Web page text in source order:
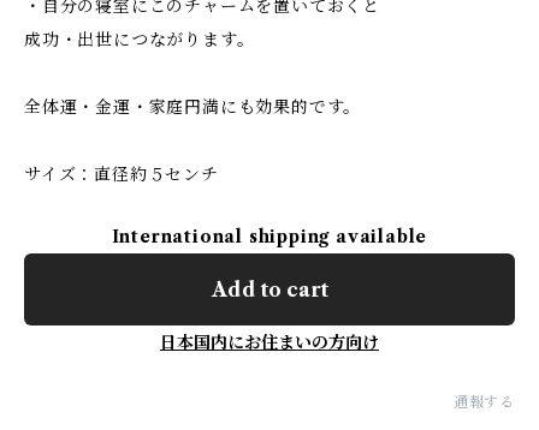
・自分の寝室にこのチャームを置いておくと
成功・出世につながります。
全体運・金運・家庭円満にも効果的です。
サイズ：直径約５センチ
International shipping available
Add to cart
日本国内にお住まいの方向け
通報する